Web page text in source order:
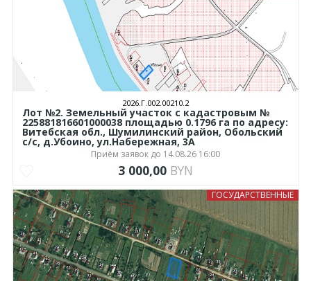
2026.Г.002.00210.2
Лот №2. Земельный участок с кадастровым №
225881816601000038 площадью 0.1796 га по адресу:
Витебская обл., Шумилинский район, Обольский
с/с, д.Убоино, ул.Набережная, 3А
Приём заявок до 14.08.26 16:00
3 000,00 BYN
ГОСУДАРСТВЕННЫЕ